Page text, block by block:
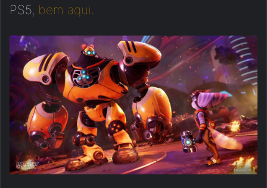
PS5, bem aqui.